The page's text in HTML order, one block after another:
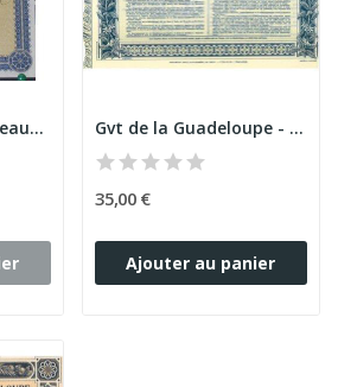
S.A. des Usines de Beauport (Guadeloupe) Gvt de la Guadeloupe - Emprunt 5 1/2 % 1933
35,00 €
Ajouter au panier